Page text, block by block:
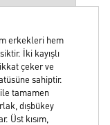
erkekleri hem
İki kayışlı
çeker ve
sahiptir.
ile tamamen
dışbükey
Üst kısım,